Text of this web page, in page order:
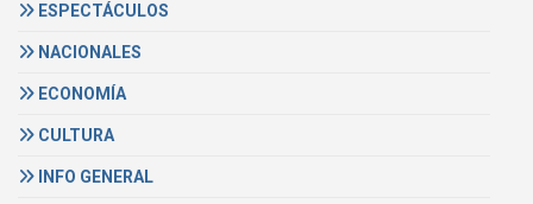
ESPECTÁCULOS
NACIONALES
ECONOMÍA
CULTURA
INFO GENERAL